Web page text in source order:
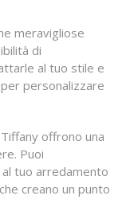
meravigliose
di
al tuo stile e
personalizzare
offrono una
Puoi
tuo arredamento
creano un punto